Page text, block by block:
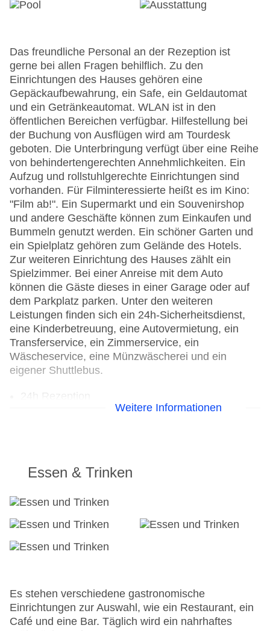
Das freundliche Personal an der Rezeption ist
gerne bei allen Fragen behilflich. Zu den
Einrichtungen des Hauses gehören eine
Gepäckaufbewahrung, ein Safe, ein Geldautomat
und ein Getränkeautomat. WLAN ist in den
öffentlichen Bereichen verfügbar. Hilfestellung bei
der Buchung von Ausflügen wird am Tourdesk
geboten. Die Unterbringung verfügt über eine Reihe
von behindertengerechten Annehmlichkeiten. Ein
Aufzug und rollstuhlgerechte Einrichtungen sind
vorhanden. Für Filminteressierte heißt es im Kino:
"Film ab!". Ein Supermarkt und ein Souvenirshop
und andere Geschäfte können zum Einkaufen und
Bummeln genutzt werden. Ein schöner Garten und
ein Spielplatz gehören zum Gelände des Hotels.
Zur weiteren Einrichtung des Hauses zählt ein
Spielzimmer. Bei einer Anreise mit dem Auto
können die Gäste dieses in einer Garage oder auf
dem Parkplatz parken. Unter den weiteren
Leistungen finden sich ein 24h-Sicherheitsdienst,
eine Kinderbetreuung, eine Autovermietung, ein
Transferservice, ein Zimmerservice, ein
Wäscheservice, eine Münzwäscherei und ein
eigener Shuttlebus.
Garage
Garten: ohne Gebühr
Hotelsafe
WLAN/WiFi im Hotel
Minimarkt
Haustiere
Zimmerservice
Sonnenterrasse
Weitere Informationen
Essen & Trinken
Es stehen verschiedene gastronomische
Einrichtungen zur Auswahl, wie ein Restaurant, ein
Café und eine Bar. Täglich wird ein nahrhaftes